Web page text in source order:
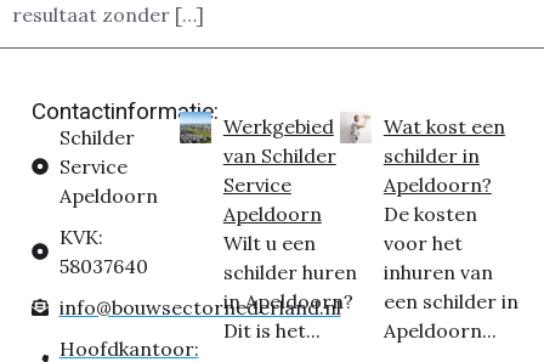
resultaat zonder […]
Contactinformatie:
Schilder
Service
Apeldoorn
KVK:
58037640
info@bouwsectornederland.nl
Hoofdkantoor:
Werkgebied
van Schilder
Service
Apeldoorn
Wilt u een
schilder huren
in Apeldoorn?
Dit is het...
Wat kost een
schilder in
Apeldoorn?
De kosten
voor het
inhuren van
een schilder in
Apeldoorn...